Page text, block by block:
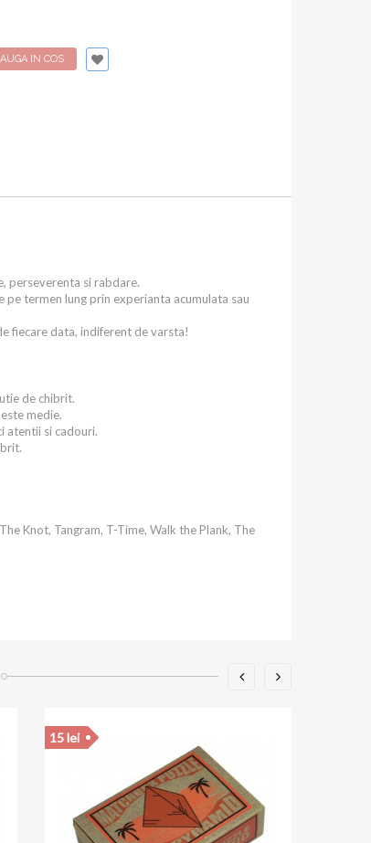
IN COS
perseverenta si rabdare.
termen lung prin experianta acumulata sau
fiecare data, indiferent de varsta!
de chibrit.
medie.
atentii si cadouri.
Knot, Tangram, T-Time, Walk the Plank, The
15 lei